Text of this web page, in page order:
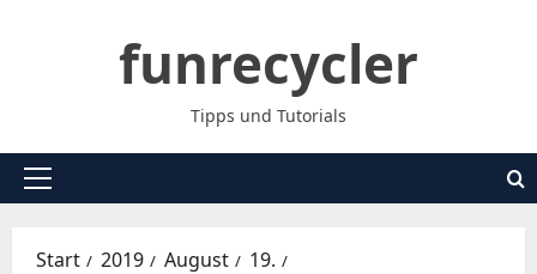
funrecycler
Tipps und Tutorials
Primäres
Start 2019 August
19.